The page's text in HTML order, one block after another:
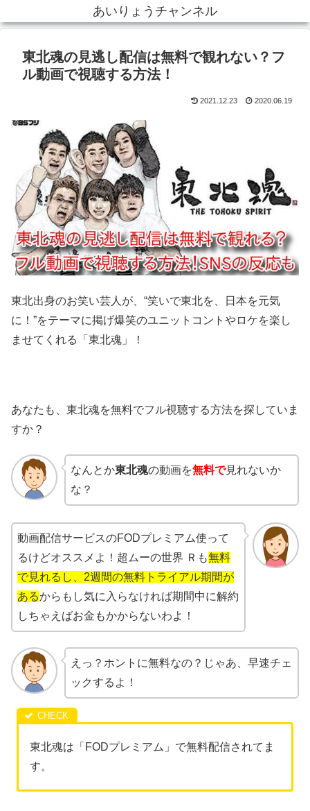
あいりょうチャンネル
東北魂の見逃し配信は無料で観れない？フ
ル動画で視聴する方法！
2021.12.23 2020.06.19
東北出身のお笑い芸人が、“笑いで東北を、日本を元気
に！”をテーマに掲げ爆笑のユニットコントやロケを楽し
ませてくれる「東北魂」！
あなたも、東北魂を無料でフル視聴する方法を探していま
すか？
なんとか東北魂の動画を無料で見れないか
な？
動画配信サービスのFODプレミアム使って
るけどオススメよ！超ムーの世界 Ｒも無料
で見れるし、2週間の無料トライアル期間が
あるからもし気に入らなければ期間中に解約
しちゃえばお金もかからないわよ！
えっ？ホントに無料なの？じゃあ、早速チェ
ックするよ！
東北魂は「FODプレミアム」で無料配信されてま
す。